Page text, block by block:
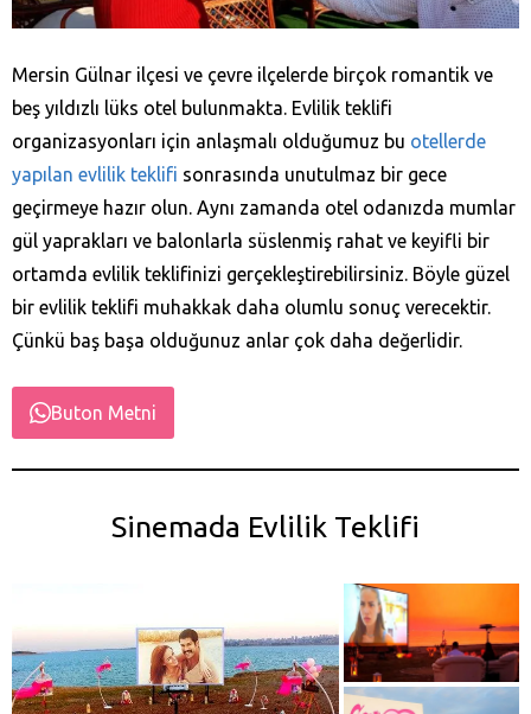
Mersin Gülnar ilçesi ve çevre ilçelerde birçok romantik ve
beş yıldızlı lüks otel bulunmakta. Evlilik teklifi
organizasyonları için anlaşmalı olduğumuz bu otellerde
yapılan evlilik teklifi sonrasında unutulmaz bir gece
geçirmeye hazır olun. Aynı zamanda otel odanızda mumlar
gül yaprakları ve balonlarla süslenmiş rahat ve keyifli bir
ortamda evlilik teklifinizi gerçekleştirebilirsiniz. Böyle güzel
bir evlilik teklifi muhakkak daha olumlu sonuç verecektir.
Çünkü baş başa olduğunuz anlar çok daha değerlidir.
Buton Metni
Sinemada Evlilik Teklifi